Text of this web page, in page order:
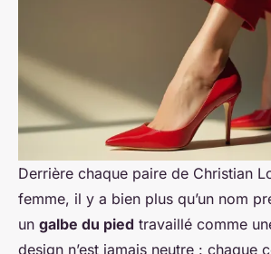
Derrière chaque paire de Christian
femme, il y a bien plus qu’un nom
un galbe du pied travaillé comme
design n’est jamais neutre : chaque